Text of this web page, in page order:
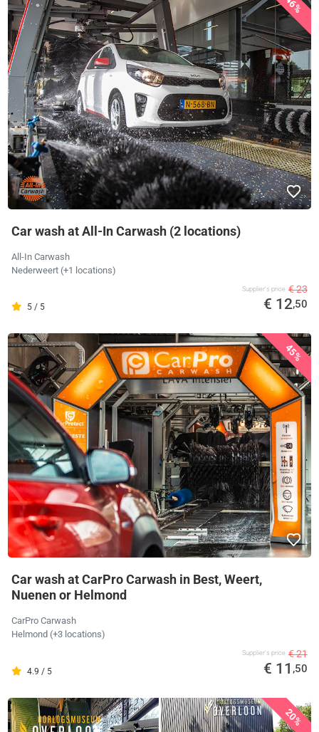
46%
Car wash at All-In Carwash (2 locations)
All-In Carwash
Nederweert (+1 locations)
5 / 5
Supplier's price € 23
€ 12,50
45%
Car wash at CarPro Carwash in Best, Weert,
Nuenen or Helmond
CarPro Carwash
Helmond (+3 locations)
4.9 / 5
Supplier's price € 21
€ 11 ,50
20%